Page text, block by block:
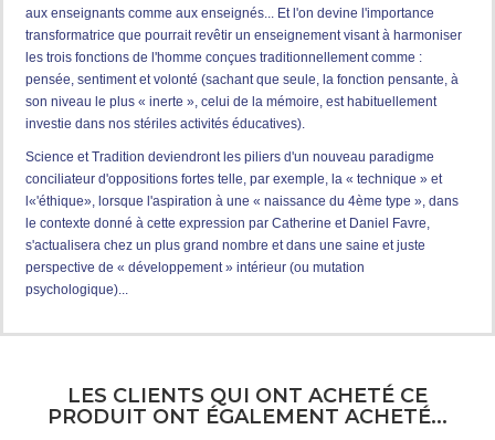
aux enseignants comme aux enseignés... Et l'on devine l'importance
transformatrice que pourrait revêtir un enseignement visant à harmoniser
les trois fonctions de l'homme conçues traditionnellement comme :
pensée, sentiment et volonté (sachant que seule, la fonction pensante, à
son niveau le plus « inerte », celui de la mémoire, est habituellement
investie dans nos stériles activités éducatives).
Science et Tradition deviendront les piliers d'un nouveau paradigme
conciliateur d'oppositions fortes telle, par exemple, la « technique » et
l«'éthique», lorsque l'aspiration à une « naissance du 4ème type », dans
le contexte donné à cette expression par Catherine et Daniel Favre,
s'actualisera chez un plus grand nombre et dans une saine et juste
perspective de « développement » intérieur (ou mutation
psychologique)...
LES CLIENTS QUI ONT ACHETÉ CE
PRODUIT ONT ÉGALEMENT ACHETÉ...